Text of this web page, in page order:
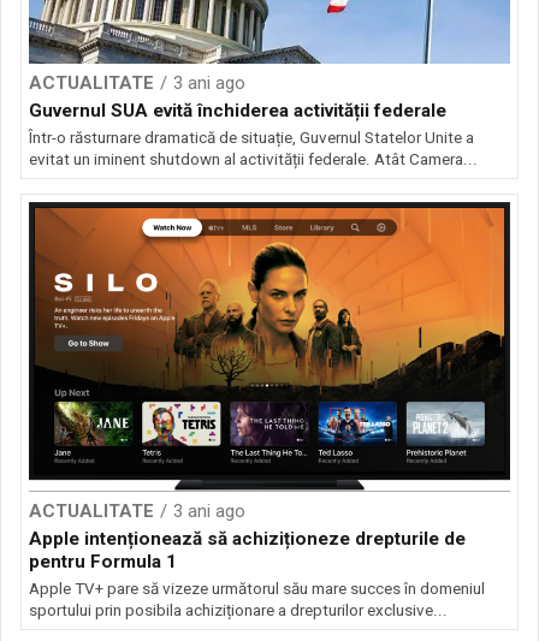
ACTUALITATE
3 ani ago
Guvernul SUA evită închiderea activității federale
Într-o răsturnare dramatică de situație, Guvernul Statelor Unite a
evitat un iminent shutdown al activității federale. Atât Camera...
ACTUALITATE
3 ani ago
Apple intenționează să achiziționeze drepturile de
pentru Formula 1
Apple TV+ pare să vizeze următorul său mare succes în domeniul
sportului prin posibila achiziționare a drepturilor exclusive...